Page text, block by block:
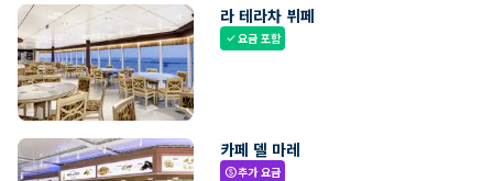
라 테라차 뷔페
check요금 포함
카페 델 마레
paid추가 요금